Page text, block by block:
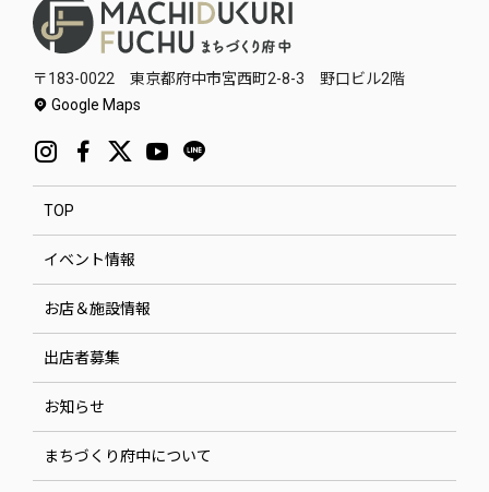
〒183-0022 東京都府中市宮西町2-8-3 野口ビル2階
Google Maps
TOP
イベント情報
お店＆施設情報
出店者募集
お知らせ
まちづくり府中について